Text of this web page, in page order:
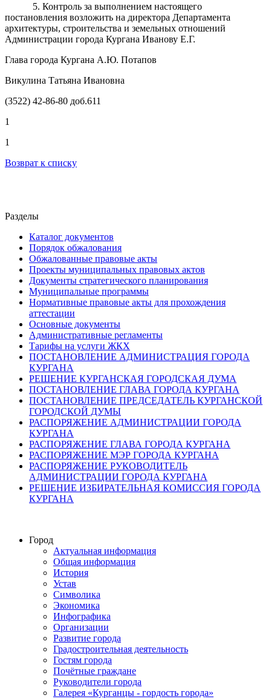
5. Контроль за выполнением настоящего
постановления возложить на директора Департамента
архитектуры, строительства и земельных отношений
Администрации города Кургана Иванову Е.Г.
Глава города Кургана А.Ю. Потапов
Викулина Татьяна Ивановна
(3522) 42-86-80 доб.611
1
1
Возврат к списку
Разделы
Каталог документов
Порядок обжалования
Обжалованные правовые акты
Проекты муниципальных правовых актов
Документы стратегического планирования
Муниципальные программы
Нормативные правовые акты для прохождения
аттестации
Основные документы
Административные регламенты
Тарифы на услуги ЖКХ
ПОСТАНОВЛЕНИЕ АДМИНИСТРАЦИЯ ГОРОДА
КУРГАНА
РЕШЕНИЕ КУРГАНСКАЯ ГОРОДСКАЯ ДУМА
ПОСТАНОВЛЕНИЕ ГЛАВА ГОРОДА КУРГАНА
ПОСТАНОВЛЕНИЕ ПРЕДСЕДАТЕЛЬ КУРГАНСКОЙ
ГОРОДСКОЙ ДУМЫ
РАСПОРЯЖЕНИЕ АДМИНИСТРАЦИИ ГОРОДА
КУРГАНА
РАСПОРЯЖЕНИЕ ГЛАВА ГОРОДА КУРГАНА
РАСПОРЯЖЕНИЕ МЭР ГОРОДА КУРГАНА
РАСПОРЯЖЕНИЕ РУКОВОДИТЕЛЬ
АДМИНИСТРАЦИИ ГОРОДА КУРГАНА
РЕШЕНИЕ ИЗБИРАТЕЛЬНАЯ КОМИССИЯ ГОРОДА
КУРГАНА
Город
Актуальная информация
Общая информация
История
Устав
Символика
Экономика
Инфографика
Организации
Развитие города
Градостроительная деятельность
Гостям города
Почётные граждане
Руководители города
Галерея «Курганцы - гордость города»